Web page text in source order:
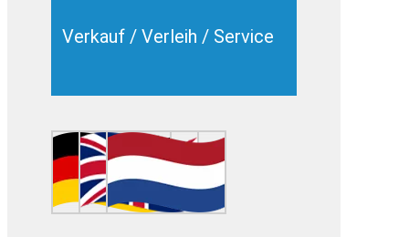
Verkauf / Verleih / Service